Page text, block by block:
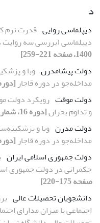
د
دیپلماسی روایی قدرت نرم
دیپلماسی (بررسی سه روایت
1400، صفحه 221-259]
دولت پیشامدرن وبا و
مداخله‌جو در دوره قاجار [دوره 16، شماره 2، 1400،
دولت موقت رویکرد دولت
و تداوم بحران[دوره 16، شماره 3، 1400، صفحه 183-212]
دولت مدرن وبا و
مداخله‌جو در دوره قاجار [دوره 16، شماره 2، 1400،
دولت جمهوری اسلامی ایران
حکمرانی در دولت جمهوری
صفحه 175-220]
دانشجویان تحصیلات عالی
اجتماعی با میزان مدارای